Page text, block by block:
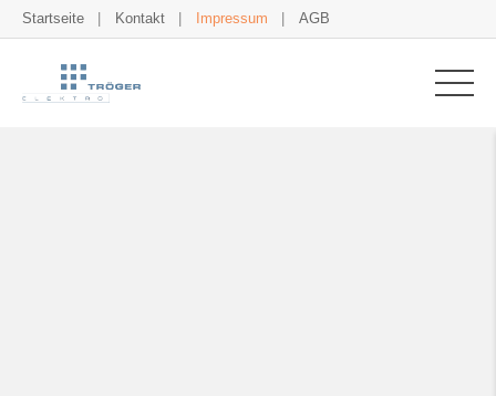
Startseite Kontakt Impressum AGB